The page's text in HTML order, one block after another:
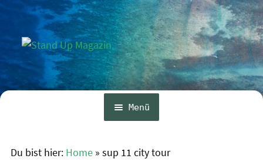
Zur
Navigation
springen
Zum
springen
Menü
Du bist hier: Home» sup 11 city tour